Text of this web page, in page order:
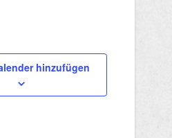
hinzufügen